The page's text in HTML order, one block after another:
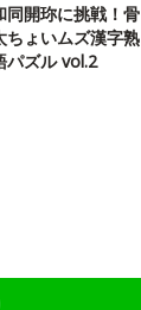
同開珎に挑戦！骨
ちょいムズ漢字熟
パズル vol.2